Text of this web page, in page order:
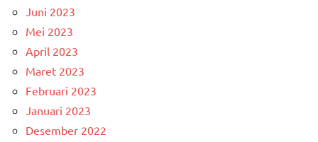
Juni 2023
Mei 2023
April 2023
Maret 2023
Februari 2023
Januari 2023
Desember 2022